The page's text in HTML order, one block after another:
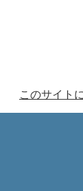
このサイト